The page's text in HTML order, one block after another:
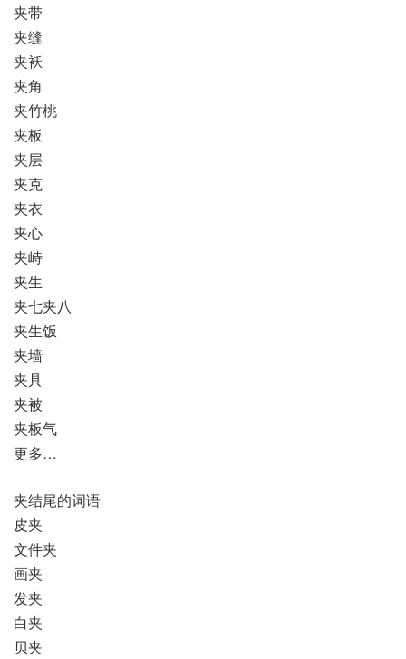
夹带
夹缝
夹袄
夹角
夹竹桃
夹板
夹层
夹克
夹衣
夹心
夹峙
夹生
夹七夹八
夹生饭
夹墙
夹具
夹被
夹板气
更多…
夹结尾的词语
皮夹
文件夹
画夹
发夹
白夹
贝夹